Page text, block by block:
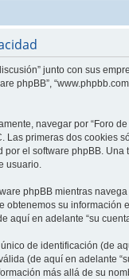
junto con sus
phpBB”,
navegar por “Foro
Las primeras dos cookies
por el software phpBB.
usuario.
phpBB mientras
su
aquí en adelante “su
de identificación (de
(de aquí en adelante
más allá de su